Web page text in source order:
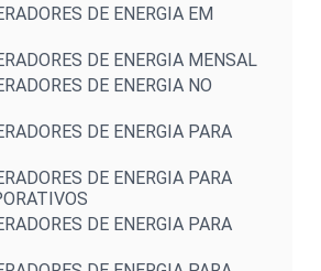
DE ENERGIA EM
DE ENERGIA MENSAL
DE ENERGIA NO
DE ENERGIA PARA
DE ENERGIA PARA
DE ENERGIA PARA